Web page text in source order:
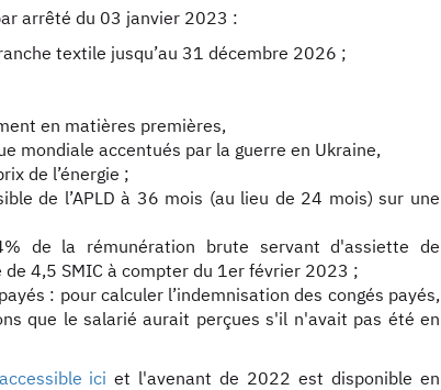
arrêté du 03 janvier 2023 :
textile jusqu’au 31 décembre 2026 ;
en matières premières,
mondiale accentués par la guerre en Ukraine,
de l’énergie ;
de l’APLD à 36 mois (au lieu de 24 mois) sur une
de la rémunération brute servant d'assiette de
4,5 SMIC à compter du 1er février 2023 ;
: pour calculer l’indemnisation des congés payés,
que le salarié aurait perçues s'il n'avait pas été en
ici et l'avenant de 2022 est disponible en